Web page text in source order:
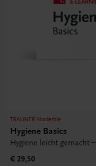
TRAUNER Akademie
Hygiene Basics
Hygiene leicht gemacht
€ 29,50